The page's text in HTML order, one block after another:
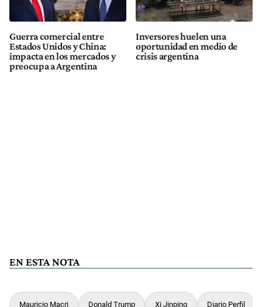
Guerra comercial entre
Estados Unidos y China:
impacta en los mercados y
preocupa a Argentina
Inversores huelen una
oportunidad en medio de
crisis argentina
EN ESTA NOTA
Mauricio Macri Donald Trump Xi Jinping Diario Perfil